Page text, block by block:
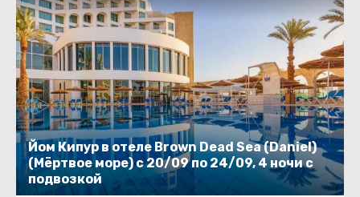
Йом Кипур в отеле Brown Dead Sea (Daniel)
(Мёртвое море) с 20/09 по 24/09, 4 ночи с
подвозкой